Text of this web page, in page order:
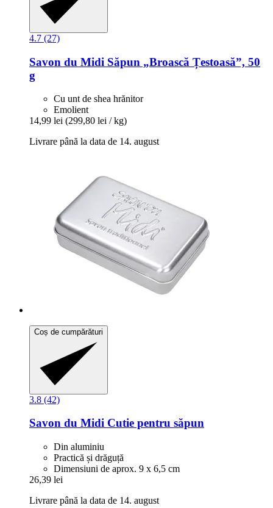
4.7 (27)
Savon du Midi Săpun „Broască Țestoasă”, 50
g
Cu unt de shea hrănitor
Emolient
14,99 lei (299,80 lei / kg)
Livrare până la data de 14. august
Coș de cumpărături
3.8 (42)
Savon du Midi Cutie pentru săpun
Din aluminiu
Practică și drăguță
Dimensiuni de aprox. 9 x 6,5 cm
26,39 lei
Livrare până la data de 14. august